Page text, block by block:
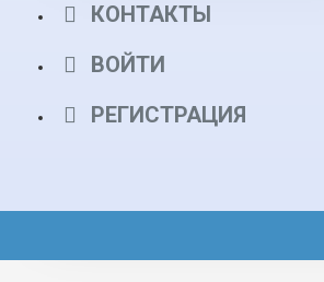
КОНТАКТЫ
ВОЙТИ
РЕГИСТРАЦИЯ